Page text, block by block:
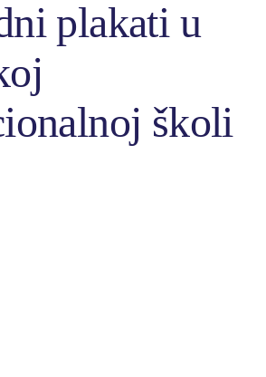
plakati u
školi